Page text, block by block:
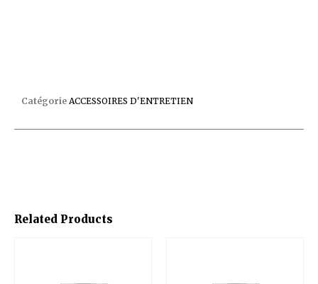
Related Products
Catégorie ACCESSOIRES D'ENTRETIEN